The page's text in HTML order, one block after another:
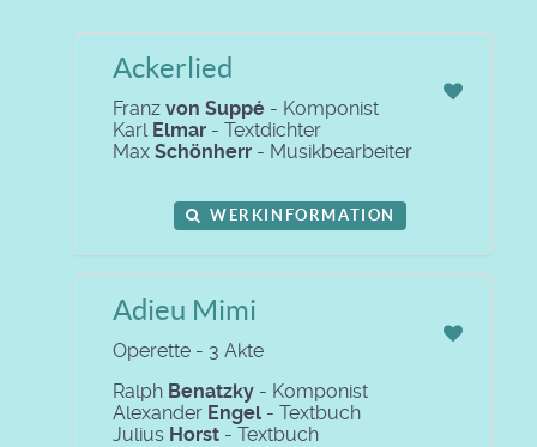
Ackerlied
Franz von Suppé - Komponist
Karl Elmar - Textdichter
Max Schönherr - Musikbearbeiter
WERKINFORMATION
Adieu Mimi
Operette - 3 Akte
Ralph Benatzky - Komponist
Alexander Engel - Textbuch
Julius Horst - Textbuch